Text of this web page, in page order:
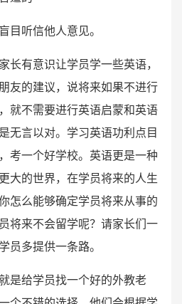
目听信他人意见。
长有意识让学员学一些英语，
友的建议，说将来如果不进行
就不需要进行英语启蒙和英语
无言以对。学习英语功利点目
考一个好学校。英语更是一种
大的世界，在学员将来的人生
怎么能够确定学员将来从事的
将来不会留学呢？请家长们一
员多提供一条路。
是给学员找一个好的外教老